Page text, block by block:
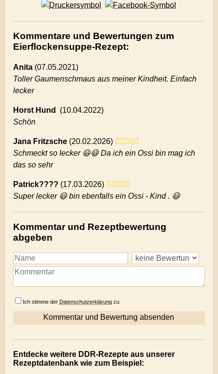
Kommentare und Bewertungen zum
Eierflockensuppe-Rezept:
Anita (07.05.2021)
Toller Gaumenschmaus aus meiner Kindheit. Einfach
lecker
Horst Hund (10.04.2022)
Schön
Jana Fritzsche (20.02.2026)
Schmeckt so lecker 😃😃 Da ich ein Ossi bin mag ich
das so sehr
Patrick???? (17.03.2026)
Super lecker 😃 bin ebenfalls ein Ossi - Kind . 😃
Kommentar und Rezeptbewertung
abgeben
Ich stimme derDatenschutzerklärung zu.
Entdecke weitere DDR-Rezepte aus unserer
Rezeptdatenbank wie zum Beispiel: